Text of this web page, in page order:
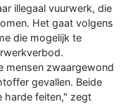
illegaal vuurwerk, die
Het gaat volgens
die mogelijk te
mensen zwaargewond
gevallen. Beide
harde feiten," zegt